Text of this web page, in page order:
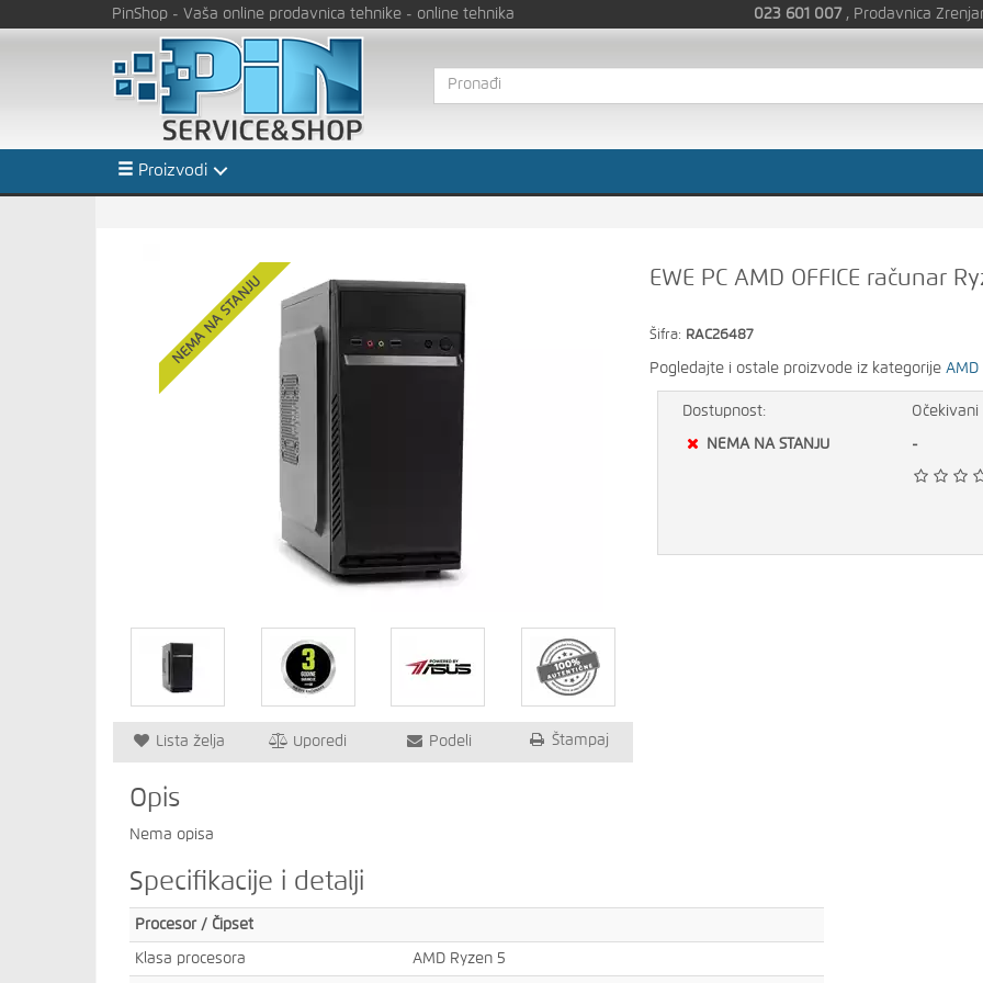
PinShop - Vaša online prodavnica tehnike - online tehnika 023 601 007 , Prodavnica
Proizvodi
NEMA NA STANJU
Lista želja Uporedi Podeli Štampaj
EWE PC AMD OFFICE računar
Šifra: RAC26487
Pogledajte i ostale proizvode iz kategorijeAMD
Dostupnost:
NEMA NA STANJU -
Opis
Nema opisa
Specifikacije i detalji
Procesor / Čipset
Klasa procesora AMD Ryzen 5